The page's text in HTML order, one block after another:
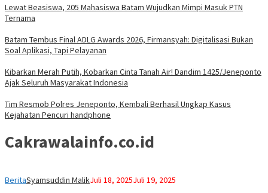
Lewat Beasiswa, 205 Mahasiswa Batam Wujudkan Mimpi Masuk PTN
Ternama
Batam Tembus Final ADLG Awards 2026, Firmansyah: Digitalisasi Bukan
Soal Aplikasi, Tapi Pelayanan
Kibarkan Merah Putih, Kobarkan Cinta Tanah Air! Dandim 1425/Jeneponto
Ajak Seluruh Masyarakat Indonesia
Tim Resmob Polres Jeneponto, Kembali Berhasil Ungkap Kasus
Kejahatan Pencuri handphone
Cakrawalainfo.co.id
BeritaSyamsuddin MalikJuli 18, 2025Juli 19, 2025